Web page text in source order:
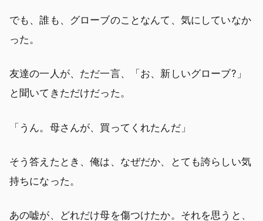
でも、誰も、グローブのことなんて、気にしていなか
った。
友達の一人が、ただ一言、「お、新しいグローブ?」
と聞いてきただけだった。
「うん。母さんが、買ってくれたんだ」
そう答えたとき、俺は、なぜだか、とても誇らしい気
持ちになった。
あの嘘が、どれだけ母を傷つけたか。それを思うと、